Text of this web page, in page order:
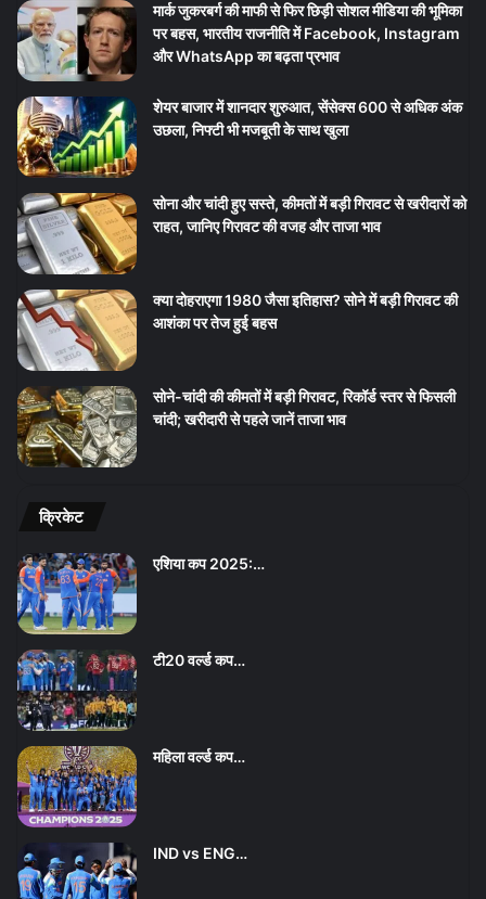
मार्क जुकरबर्ग की माफी से फिर छिड़ी सोशल मीडिया की भूमिका
पर बहस, भारतीय राजनीति में Facebook, Instagram
और WhatsApp का बढ़ता प्रभाव
शेयर बाजार में शानदार शुरुआत, सेंसेक्स 600 से अधिक अंक
उछला, निफ्टी भी मजबूती के साथ खुला
सोना और चांदी हुए सस्ते, कीमतों में बड़ी गिरावट से खरीदारों को
राहत, जानिए गिरावट की वजह और ताजा भाव
क्या दोहराएगा 1980 जैसा इतिहास? सोने में बड़ी गिरावट की
आशंका पर तेज हुई बहस
सोने-चांदी की कीमतों में बड़ी गिरावट, रिकॉर्ड स्तर से फिसली
चांदी; खरीदारी से पहले जानें ताजा भाव
क्रिकेट
एशिया कप 2025:…
टी20 वर्ल्ड कप…
महिला वर्ल्ड कप…
IND vs ENG…